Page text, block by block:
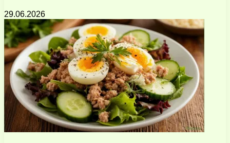
29.06.2026